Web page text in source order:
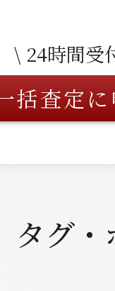
\ 24時間受
括査定
タグ